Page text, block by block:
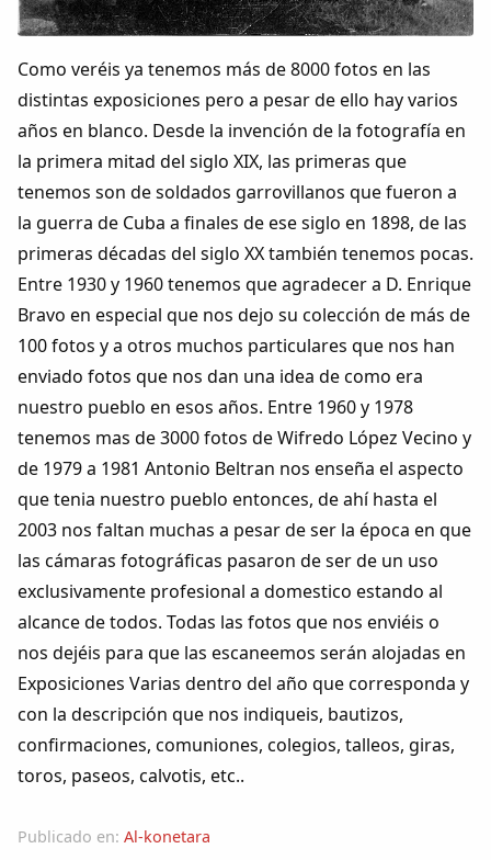
Colaboradores
AlkoTV
Biblioteca
Periódico Alconétar
Foros
Idiosincrasia
Diccionario
Traductor
Dichos
Cancionero Local
Apodos
Peñas
La palra
Como veréis ya tenemos más de 8000 fotos en las
distintas exposiciones pero a pesar de ello hay varios
años en blanco. Desde la invención de la fotografía en
la primera mitad del siglo XIX, las primeras que
tenemos son de soldados garrovillanos que fueron a
la guerra de Cuba a finales de ese siglo en 1898, de las
primeras décadas del siglo XX también tenemos pocas.
Entre 1930 y 1960 tenemos que agradecer a D. Enrique
Bravo en especial que nos dejo su colección de más de
100 fotos y a otros muchos particulares que nos han
enviado fotos que nos dan una idea de como era
nuestro pueblo en esos años. Entre 1960 y 1978
tenemos mas de 3000 fotos de Wifredo López Vecino y
de 1979 a 1981 Antonio Beltran nos enseña el aspecto
que tenia nuestro pueblo entonces, de ahí hasta el
2003 nos faltan muchas a pesar de ser la época en que
las cámaras fotográficas pasaron de ser de un uso
exclusivamente profesional a domestico estando al
alcance de todos. Todas las fotos que nos enviéis o
nos dejéis para que las escaneemos serán alojadas en
Exposiciones Varias dentro del año que corresponda y
con la descripción que nos indiqueis, bautizos,
confirmaciones, comuniones, colegios, talleos, giras,
toros, paseos, calvotis, etc..
Publicado en: Al-konetara